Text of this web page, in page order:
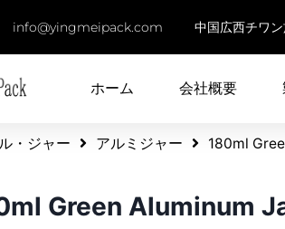
info@yingmeipack.com 中国広西チワ
ホーム 会社概要
・ジャー アルミジャー 180ml
Green Aluminum